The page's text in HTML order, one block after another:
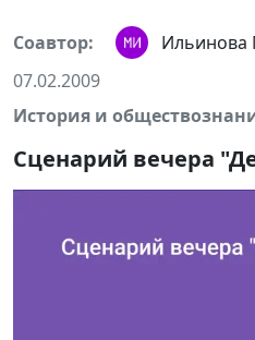
Соавтор:
Ильинова
07.02.2009
История и
Сценарий вечера